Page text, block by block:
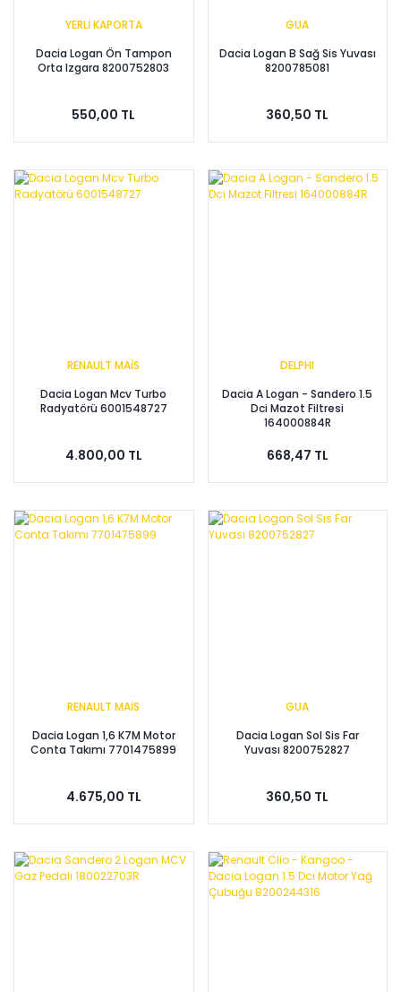
YERLİ KAPORTA
Dacia Logan Ön Tampon
Orta Izgara 8200752803
550,00 TL
GUA
Dacia Logan B Sağ Sis Yuvası
8200785081
360,50 TL
RENAULT MAİS
Dacia Logan Mcv Turbo
Radyatörü 6001548727
4.800,00 TL
DELPHI
Dacia A Logan - Sandero 1.5
Dci Mazot Filtresi
164000884R
668,47 TL
RENAULT MAİS
Dacia Logan 1,6 K7M Motor
Conta Takımı 7701475899
4.675,00 TL
GUA
Dacia Logan Sol Sis Far
Yuvası 8200752827
360,50 TL